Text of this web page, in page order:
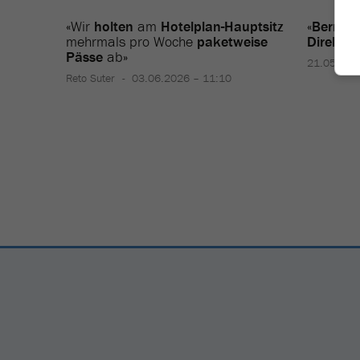
«Wir holten am Hotelplan-Hauptsitz
mehrmals pro Woche paketweise
Pässe ab»
Reto Suter 03.06.2026 – 11:10
«Bern